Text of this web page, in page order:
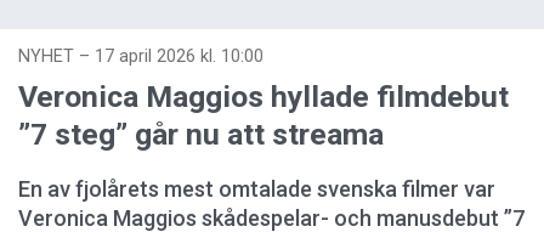
NYHET – 17 april 2026 kl. 10:00
Veronica Maggios hyllade filmdebut
”7 steg” går nu att streama
En av fjolårets mest omtalade svenska filmer var
Veronica Maggios skådespelar- och manusdebut ”7